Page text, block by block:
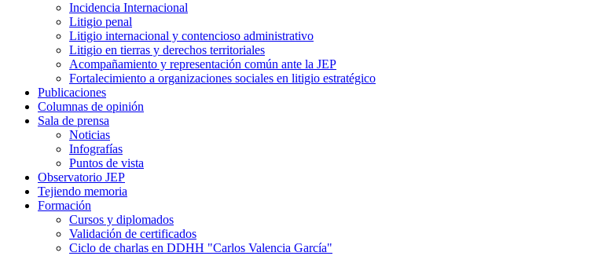
Incidencia Internacional
Litigio penal
Litigio internacional y contencioso administrativo
Litigio en tierras y derechos territoriales
Acompañamiento y representación común ante la JEP
Fortalecimiento a organizaciones sociales en litigio estratégico
Publicaciones
Columnas de opinión
Sala de prensa
Noticias
Infografías
Puntos de vista
Observatorio JEP
Tejiendo memoria
Formación
Cursos y diplomados
Validación de certificados
Ciclo de charlas en DDHH "Carlos Valencia García"